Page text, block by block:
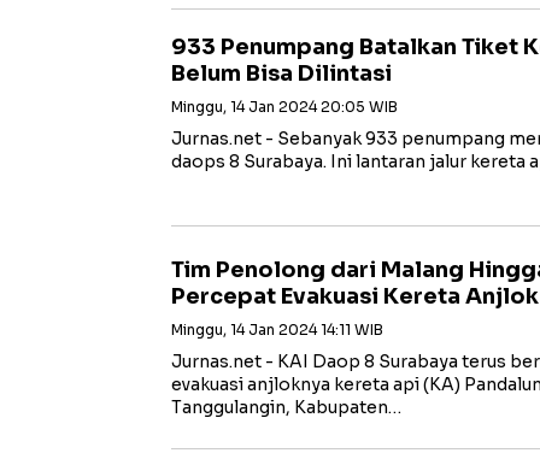
933 Penumpang Batalkan Tiket
Belum Bisa Dilintasi
Minggu, 14 Jan 2024 20:05 WIB
Jurnas.net - Sebanyak 933 penumpang
daops 8 Surabaya. Ini lantaran jalur kereta
Tim Penolong dari Malang
Percepat Evakuasi Kereta Anjlok
Minggu, 14 Jan 2024 14:11 WIB
Jurnas.net - KAI Daop 8 Surabaya terus
evakuasi anjloknya kereta api (KA)
Tanggulangin, Kabupaten…